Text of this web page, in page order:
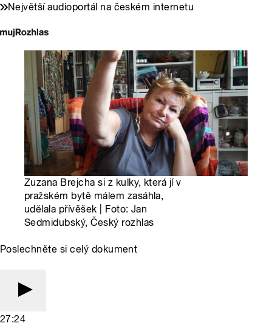
Největší audioportál na českém internetu
Zuzana Brejcha si z kulky, která jí v
pražském bytě málem zasáhla,
udělala přívěšek | Foto: Jan
Sedmidubský, Český rozhlas
Poslechněte si celý dokument
27:24